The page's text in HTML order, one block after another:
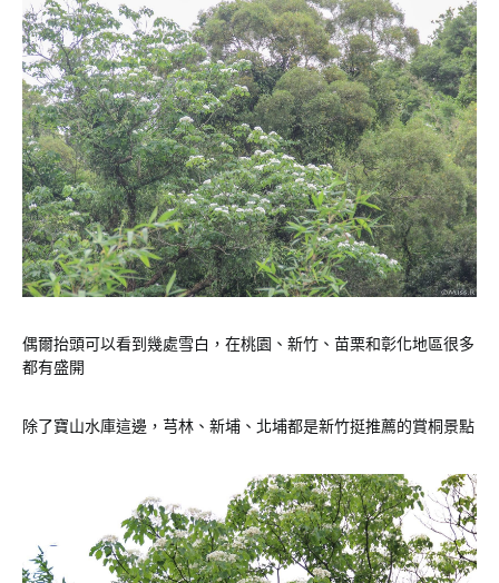
偶爾抬頭可以看到幾處雪白，在桃園、新竹、苗栗和彰化地區很多
都有盛開
除了寶山水庫這邊，芎林、新埔、北埔都是新竹挺推薦的賞桐景點